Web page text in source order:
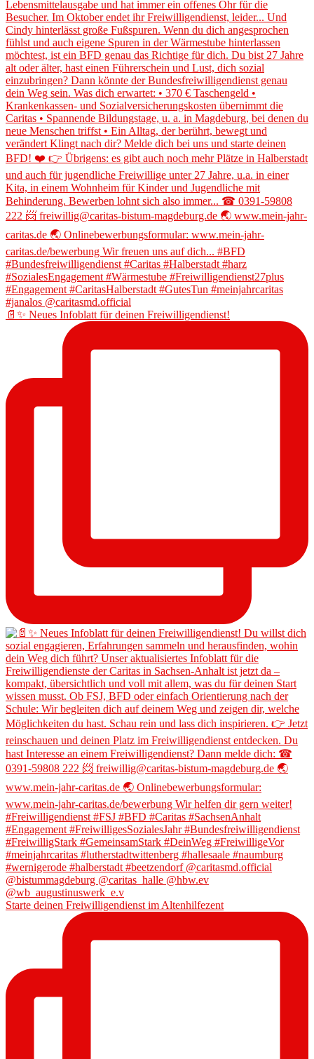
📄✨ Neues Infoblatt für deinen Freiwilligendienst!
Starte deinen Freiwilligendienst im Altenhilfezent